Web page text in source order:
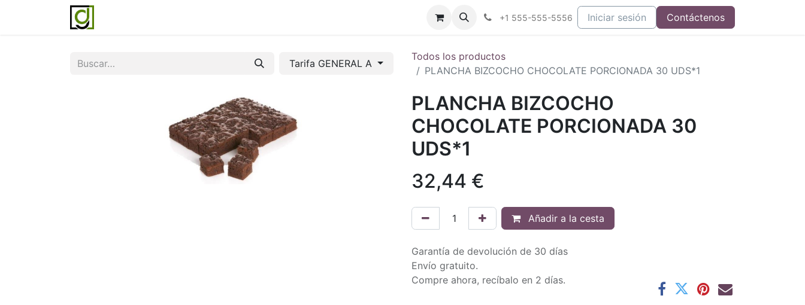
Blog Contáctenos
+1 555-555-5556 Iniciar sesión Contáctenos
Tarifa GENERAL A
Todos los productos
PLANCHA BIZCOCHO CHOCOLATE PORCIONADA 30 UDS*1
PLANCHA BIZCOCHO
CHOCOLATE PORCIONADA 30
UDS*1
32,44 €
Añadir a la cesta
Garantía de devolución de 30 días
Envío gratuito.
Compre ahora, recíbalo en 2 días.